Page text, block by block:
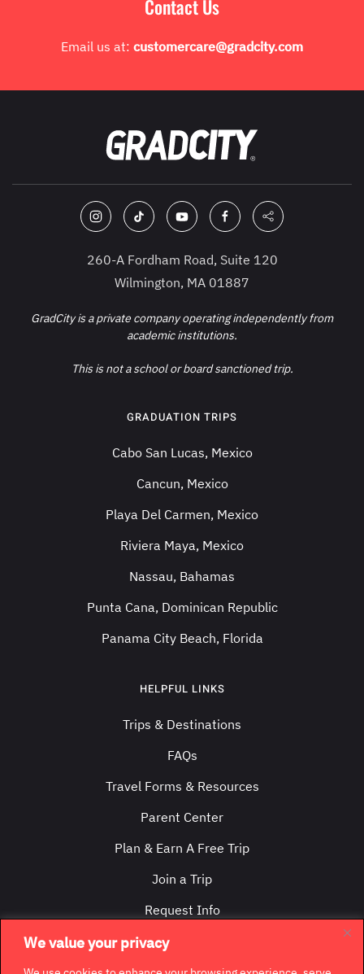
We value your privacy
Contact Us
Email us at: customercare@gradcity.com
260-A Fordham Road, Suite 120
Wilmington, MA 01887
GradCity is a private company operating independently from
academic institutions.
This is not a school or board sanctioned trip.
GRADUATION TRIPS
Cabo San Lucas, Mexico
Cancun, Mexico
Playa Del Carmen, Mexico
Riviera Maya, Mexico
Nassau, Bahamas
Punta Cana, Dominican Republic
Panama City Beach, Florida
HELPFUL LINKS
Trips & Destinations
FAQs
Travel Forms & Resources
Parent Center
Plan & Earn A Free Trip
Join a Trip
Request Info
Contact Us